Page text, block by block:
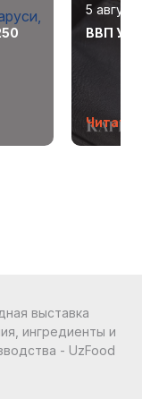
5
ВВП
Читать
выставка
ингредиенты и
- UzFood